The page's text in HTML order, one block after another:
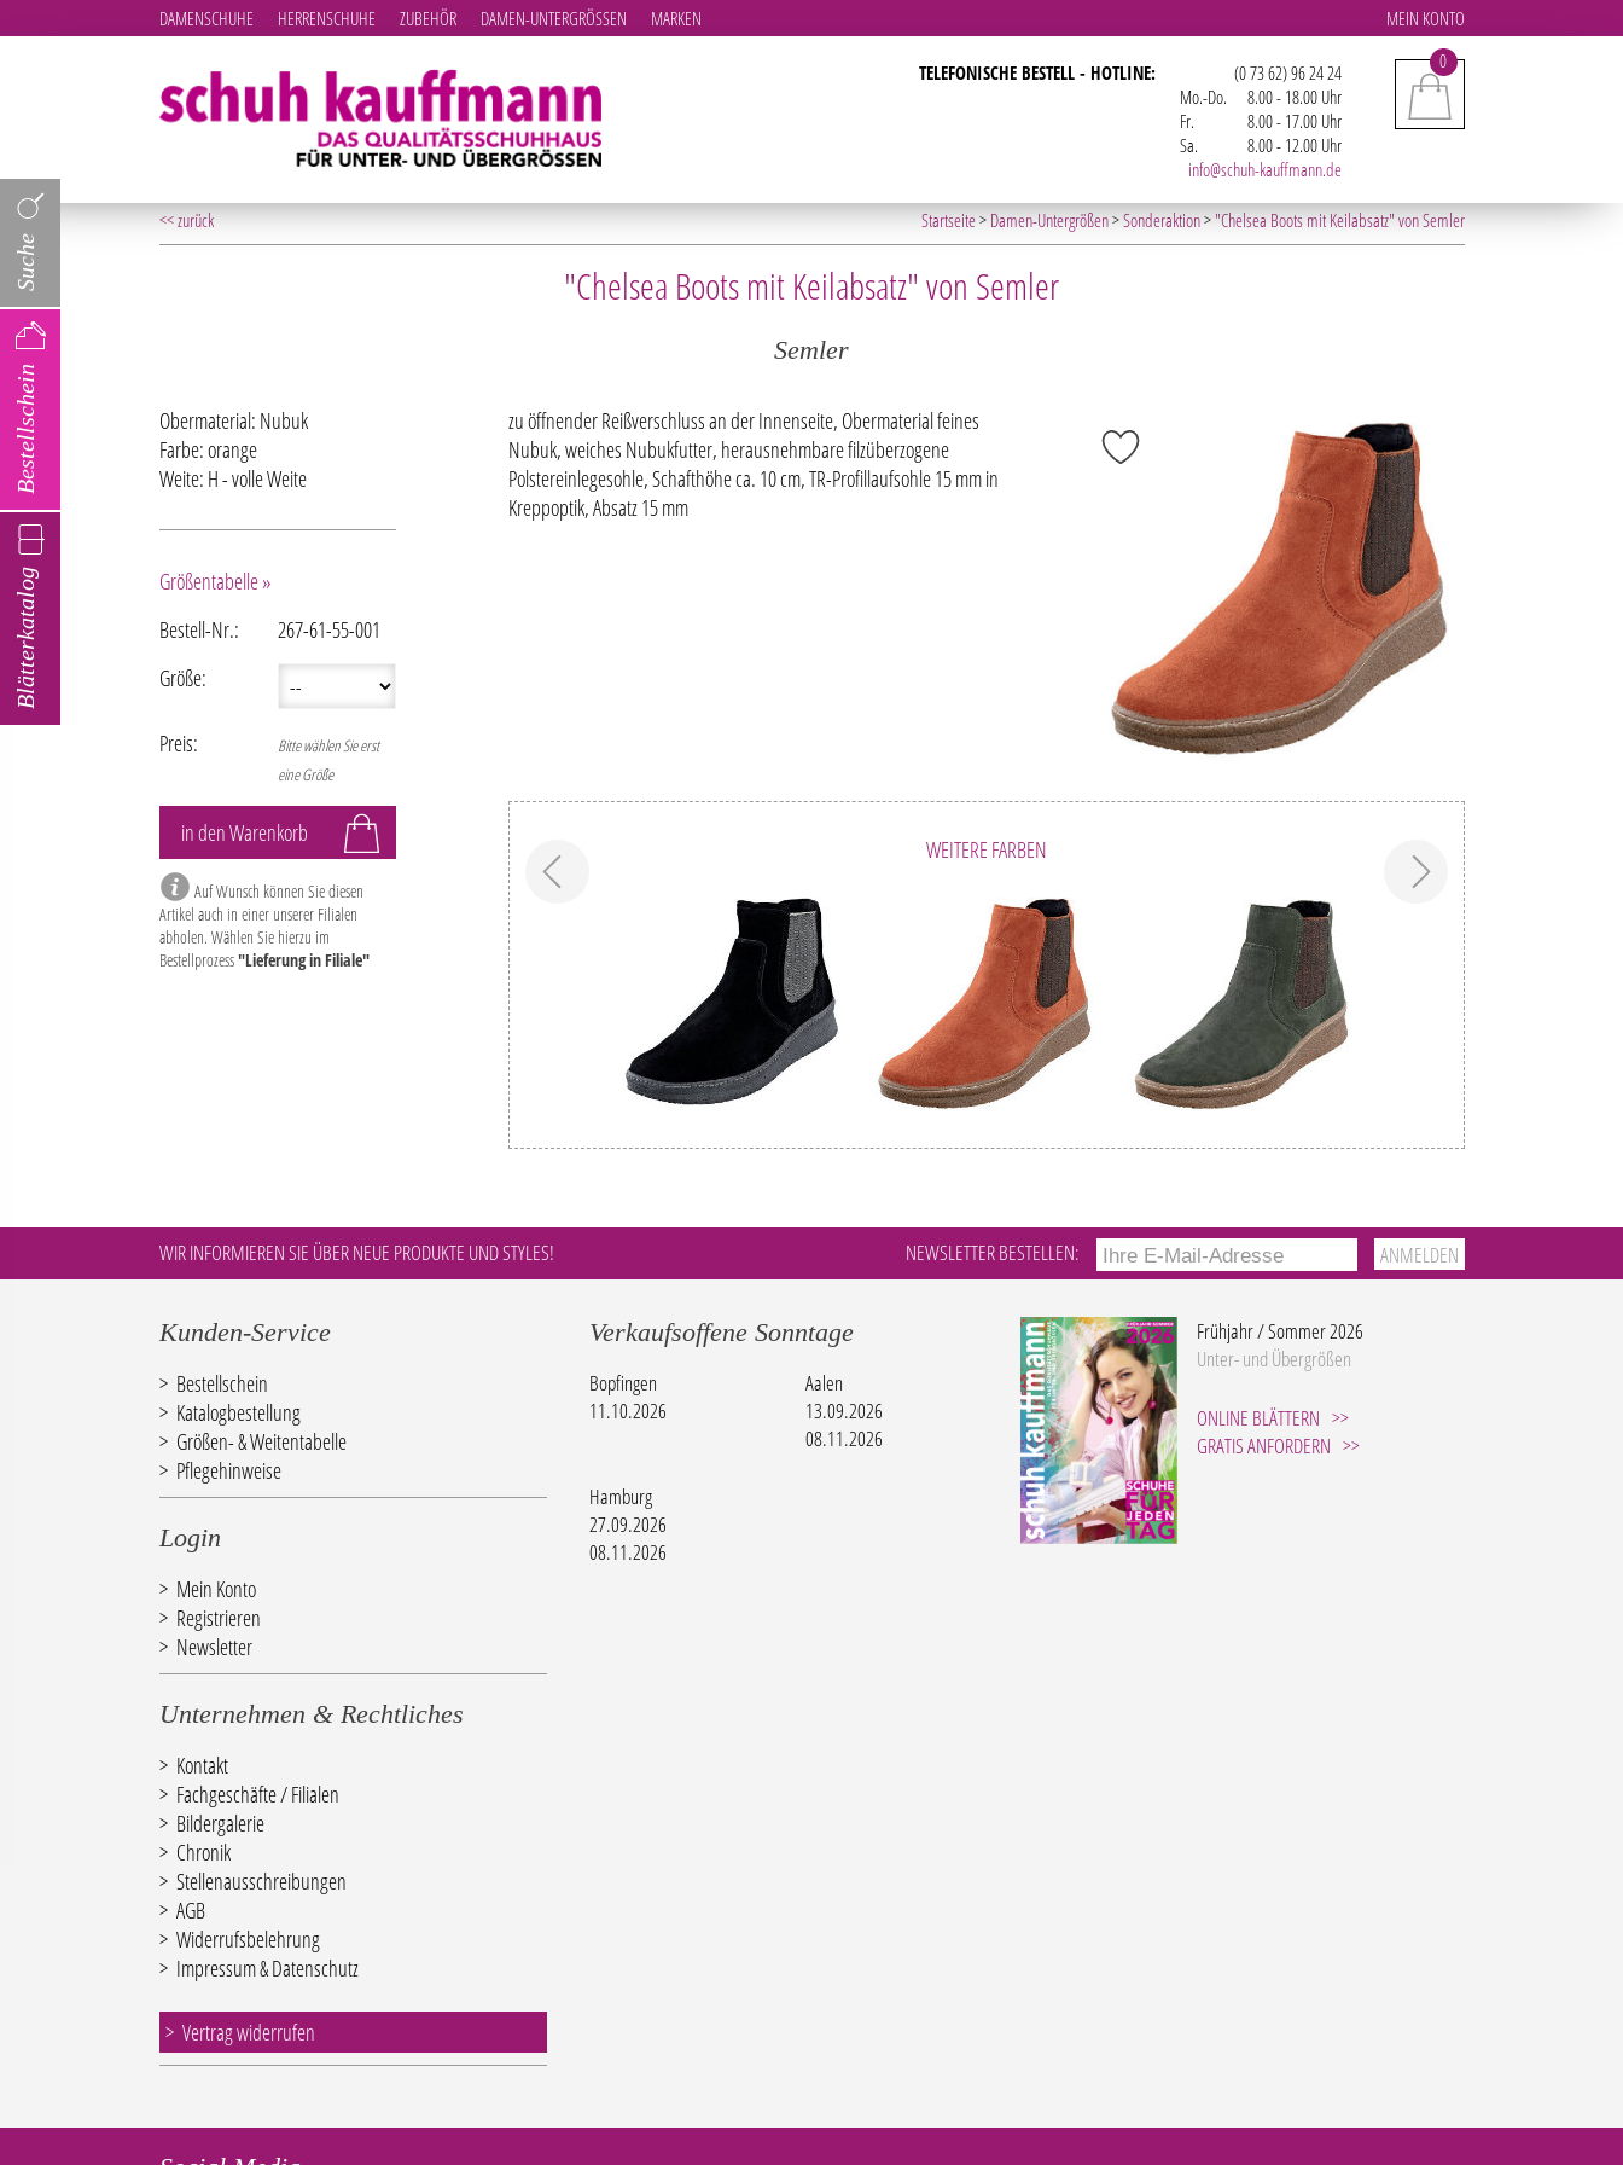
Blätterkatalog
Bestellschein
Suche
MEIN KONTO
DAMENSCHUHE HERRENSCHUHE ZUBEHÖR DAMEN-UNTERGRÖSSEN
MARKEN
0
TELEFONISCHE BESTELL - HOTLINE:
(0 73 62) 96 24 24
Mo.-Do.
8.00 - 18.00 Uhr
Fr.
8.00 - 17.00 Uhr
Sa.
8.00 - 12.00 Uhr
info@schuh-kauffmann.de
<< zurück Startseite> Damen-Untergrößen>Sonderaktion> "Chelsea Boots mit Keilabsatz" von Semler
"Chelsea Boots mit Keilabsatz" von Semler
Semler
zu öffnender Reißverschluss an der Innenseite, Obermaterial feines
Nubuk, weiches Nubukfutter, herausnehmbare filzüberzogene
Polstereinlegesohle, Schafthöhe ca. 10 cm, TR-Profillaufsohle 15 mm in
Kreppoptik, Absatz 15 mm
WEITERE FARBEN
Obermaterial: Nubuk
Farbe: orange
Weite: H - volle Weite
Größentabelle »
Bestell-Nr.:
267-61-55-001
Größe:
Preis:
Bitte wählen Sie erst
eine Größe
Auf Wunsch können Sie diesen
Artikel auch in einer unserer Filialen
abholen. Wählen Sie hierzu im
Bestellprozess"Lieferung in Filiale"
WIR INFORMIEREN SIE ÜBER NEUE PRODUKTE UND STYLES! NEWSLETTER BESTELLEN:
Kunden-Service
Bestellschein
Katalogbestellung
Größen- & Weitentabelle
Pflegehinweise
Login
Mein Konto
Registrieren
Newsletter
Unternehmen & Rechtliches
Kontakt
Fachgeschäfte / Filialen
Bildergalerie
Chronik
Stellenausschreibungen
AGB
Widerrufsbelehrung
Impressum & Datenschutz
Vertrag widerrufen
Verkaufsoffene Sonntage
Bopfingen
11.10.2026
Aalen
13.09.2026
08.11.2026
Hamburg
27.09.2026
08.11.2026
Frühjahr / Sommer 2026
Unter- und Übergrößen
ONLINE BLÄTTERN
GRATIS ANFORDERN